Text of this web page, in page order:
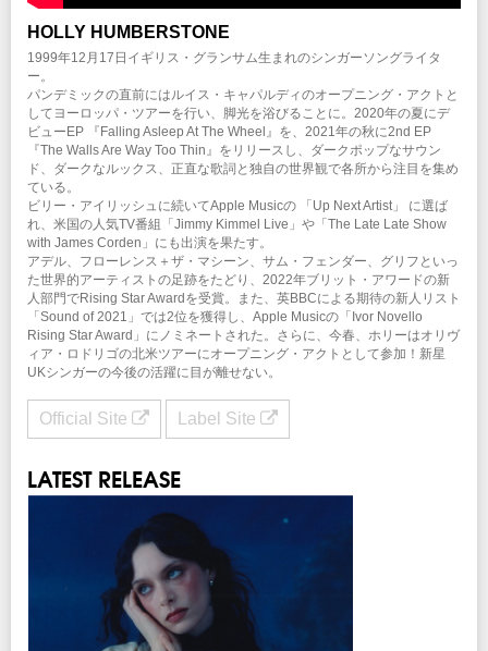
HOLLY HUMBERSTONE
1999年12月17日イギリス・グランサム生まれのシンガーソングライタ
ー。
パンデミックの直前にはルイス・キャパルディのオープニング・アクトと
してヨーロッパ・ツアーを行い、脚光を浴びることに。2020年の夏にデ
ビューEP 『Falling Asleep At The Wheel』を、2021年の秋に2nd EP
『The Walls Are Way Too Thin』をリリースし、ダークポップなサウン
ド、ダークなルックス、正直な歌詞と独自の世界観で各所から注目を集め
ている。
ビリー・アイリッシュに続いてApple Musicの 「Up Next Artist」 に選ば
れ、米国の人気TV番組「Jimmy Kimmel Live」や「The Late Late Show
with James Corden」にも出演を果たす。
アデル、フローレンス＋ザ・マシーン、サム・フェンダー、グリフといっ
た世界的アーティストの足跡をたどり、2022年ブリット・アワードの新
人部門でRising Star Awardを受賞。また、英BBCによる期待の新人リスト
「Sound of 2021」では2位を獲得し、Apple Musicの「Ivor Novello
Rising Star Award」にノミネートされた。さらに、今春、ホリーはオリヴ
ィア・ロドリゴの北米ツアーにオープニング・アクトとして参加！新星
UKシンガーの今後の活躍に目が離せない。
Official Site Label Site
LATEST RELEASE